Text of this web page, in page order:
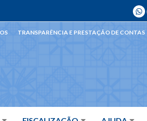
TRANSPARÊNCIA E PRESTAÇÃO DE CONTAS